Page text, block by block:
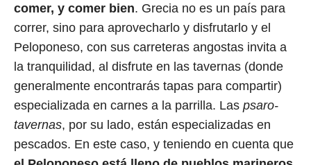
comer, y comer bien. Grecia no es un país para
correr, sino para aprovecharlo y disfrutarlo y el
Peloponeso, con sus carreteras angostas invita a
la tranquilidad, al disfrute en las tavernas (donde
generalmente encontrarás tapas para compartir)
especializada en carnes a la parrilla. Las psaro-
tavernas, por su lado, están especializadas en
pescados. En este caso, y teniendo en cuenta que